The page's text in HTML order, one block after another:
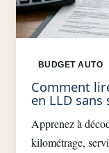
BUDGET AUTO
Comment
en LLD
Apprenez à
kilométrage,